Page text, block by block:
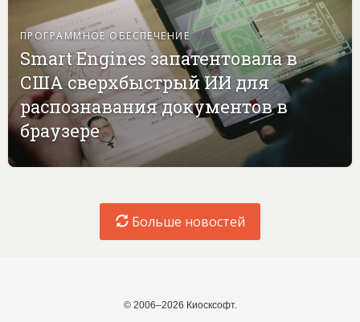
ПРОГРАММНОЕ ОБЕСПЕЧЕНИЕ
Smart Engines запатентовала в
США сверхбыстрый ИИ для
распознавания документов в
браузере
Больше новостей
© 2006–2026 Киосксофт.